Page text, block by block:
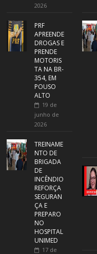
2026
PRF
APREENDE
DROGAS E
PRENDE
MOTORIS
TA NA BR-
354, EM
POUSO
ALTO
19 de
junho de
2026
TREINAME
NTO DE
BRIGADA
DE
INCÊNDIO
REFORÇA
SEGURAN
ÇA E
PREPARO
NO
HOSPITAL
UNIMED
17 de